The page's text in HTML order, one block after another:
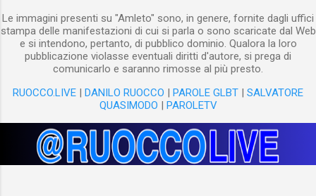
Le immagini presenti su "Amleto" sono, in genere, fornite dagli uffici
stampa delle manifestazioni di cui si parla o sono scaricate dal Web
e si intendono, pertanto, di pubblico dominio. Qualora la loro
pubblicazione violasse eventuali diritti d'autore, si prega di
comunicarlo e saranno rimosse al più presto.
RUOCCO.LIVE | DANILO RUOCCO | PAROLE GLBT | SALVATORE
QUASIMODO | PAROLETV